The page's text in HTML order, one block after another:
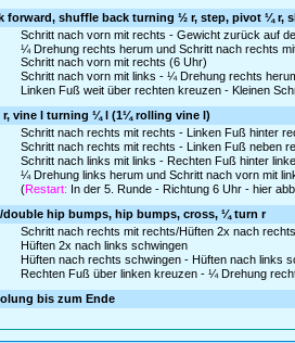
forward, shuffle back turning ½ r, step, pivot ¼ r,
Schritt nach vorn mit rechts - Gewicht zurück auf
¼ Drehung rechts herum und Schritt nach rechts
Schritt nach vorn mit rechts (6 Uhr)
Schritt nach vorn mit links - ¼ Drehung rechts
Linken Fuß weit über rechten kreuzen - Kleinen
r, vine l turning ¼ l (1¼ rolling vine l)
Schritt nach rechts mit rechts - Linken Fuß hinter
Schritt nach rechts mit rechts - Linken Fuß neben
Schritt nach links mit links - Rechten Fuß hinter
¼ Drehung links herum und Schritt nach vorn mit
(Restart: In der 5. Runde - Richtung 6 Uhr - hier
double hip bumps, hip bumps, cross, ¼ turn r
Schritt nach rechts mit rechts/Hüften 2x nach
Hüften 2x nach links schwingen
Hüften nach rechts schwingen - Hüften nach links
Rechten Fuß über linken kreuzen - ¼ Drehung
bis zum Ende